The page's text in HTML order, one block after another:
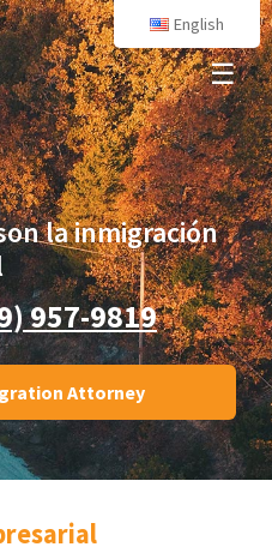
la inmigración
957-9819
Attorney
English
☰